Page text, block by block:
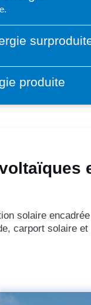
produite
solaire
carport solaire